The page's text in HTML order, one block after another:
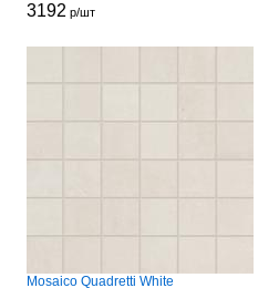
3192 р/шт
Mosaico Quadretti White